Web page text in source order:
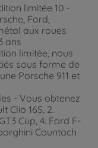
limitée 10 -
Ford,
aux roues
ans
limitée, nous
sous forme de
Porsche 911 et
- Vous obtenez
Clio 16S, 2.
Cup, 4. Ford F-
Countach